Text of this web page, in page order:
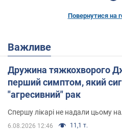
Повернутися на
Важливе
Дружина тяжкохворого
перший симптом, який
"агресивний" рак
Спершу лікарі не надали цьому
6.08.2026 12:46 11,1 т.